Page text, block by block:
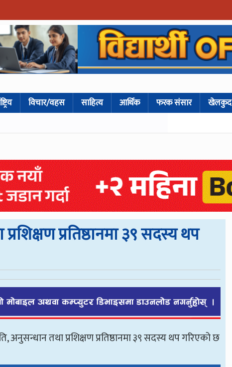
विचार/वहस साहित्य आर्थिक फरक संसार खेलकुद
प्रतिष्ठानमा ३९ सदस्य थप
अनुसन्धान तथा प्रशिक्षण प्रतिष्ठानमा ३९ सदस्य थप गरिएको छ